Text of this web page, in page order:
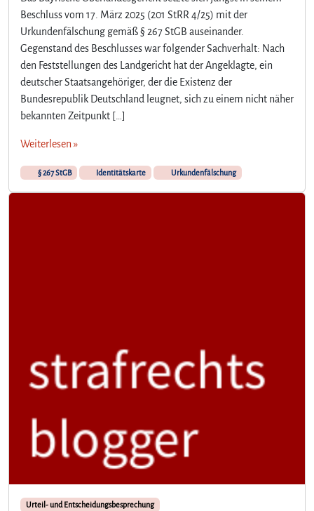
Beschluss vom 17. März 2025 (201 StRR 4/25) mit der
Urkundenfälschung gemäß § 267 StGB auseinander.
Gegenstand des Beschlusses war folgender Sachverhalt: Nach
den Feststellungen des Landgericht hat der Angeklagte, ein
deutscher Staatsangehöriger, der die Existenz der
Bundesrepublik Deutschland leugnet, sich zu einem nicht näher
bekannten Zeitpunkt […]
Weiterlesen »
§ 267 StGB Identitätskarte Urkundenfälschung
Urteil- und Entscheidungsbesprechung